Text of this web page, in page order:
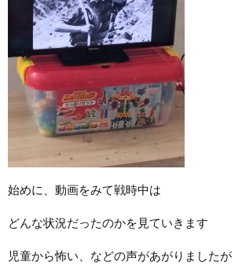
始めに、動画をみて戦時中は
どんな状況だったのかを見ていきます
児童から怖い、などの声があがりましたが